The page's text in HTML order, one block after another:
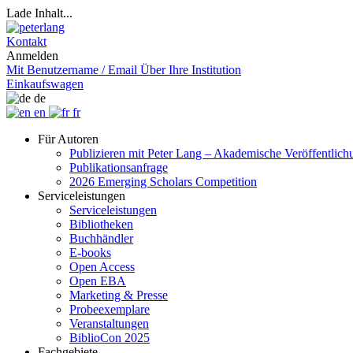
Lade Inhalt...
Kontakt
Anmelden
Mit Benutzername / Email Über Ihre Institution
Einkaufswagen
de
en
fr
Für Autoren
Publizieren mit Peter Lang – Akademische
Publikationsanfrage
2026 Emerging Scholars Competition
Serviceleistungen
Serviceleistungen
Bibliotheken
Buchhändler
E-books
Open Access
Open EBA
Marketing & Presse
Probeexemplare
Veranstaltungen
BiblioCon 2025